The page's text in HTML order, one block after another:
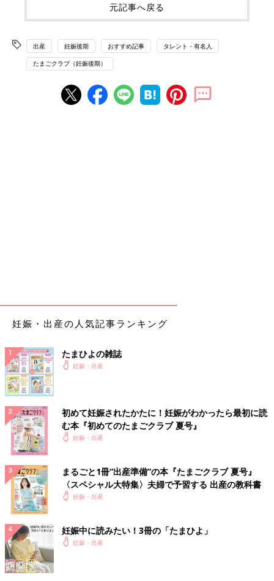
元記事へ戻る
出産 妊娠後期 おすすめ記事 タレント・有名人
たまごクラブ（妊娠後期）
妊娠・出産の人気記事ランキング
たまひよの雑誌
妊娠・出産
初めて妊娠されたかたに！妊娠がわかったら最初に読
む本『初めてのたまごクラブ 夏号』
妊娠・出産
まるごと1冊“出産準備”の本『たまごクラブ 夏号』
〈スペシャル大特集〉夫婦で予習する 出産の教科書
妊娠・出産
妊娠中に読みたい！3冊の「たまひよ」
妊娠・出産